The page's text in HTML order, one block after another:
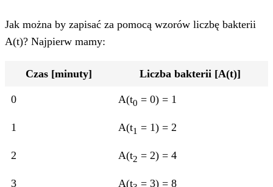
Jak można by zapisać za pomocą wzorów liczbę bakterii
A(t)? Najpierw mamy:
Czas [minuty] Liczba bakterii [A(t)]
0 A(t0 = 0) = 1
1 A(t1 = 1) = 2
2 A(t2 = 2) = 4
3 A(t = 3) = 8